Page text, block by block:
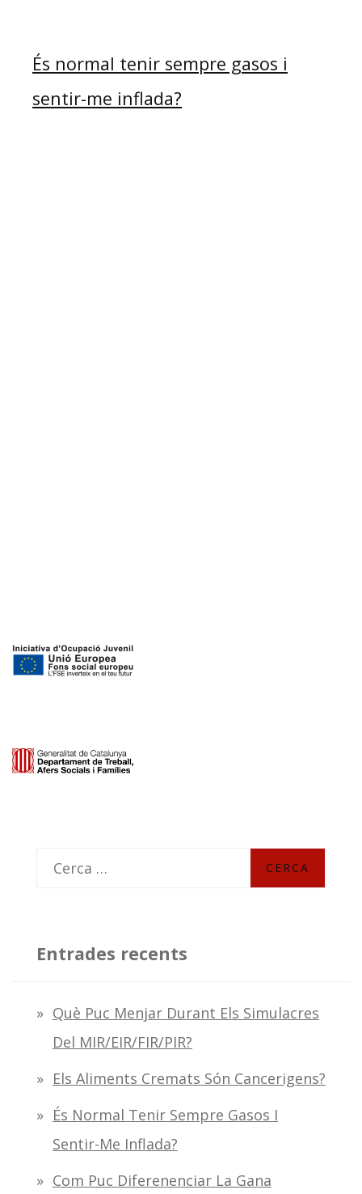
És normal tenir sempre gasos i
sentir-me inflada?
c
:
Entrades recents
Què Puc Menjar Durant Els Simulacres
Del MIR/EIR/FIR/PIR?
Els Aliments Cremats Són Cancerigens?
És Normal Tenir Sempre Gasos I
Sentir-Me Inflada?
Com Puc Diferenenciar La Gana